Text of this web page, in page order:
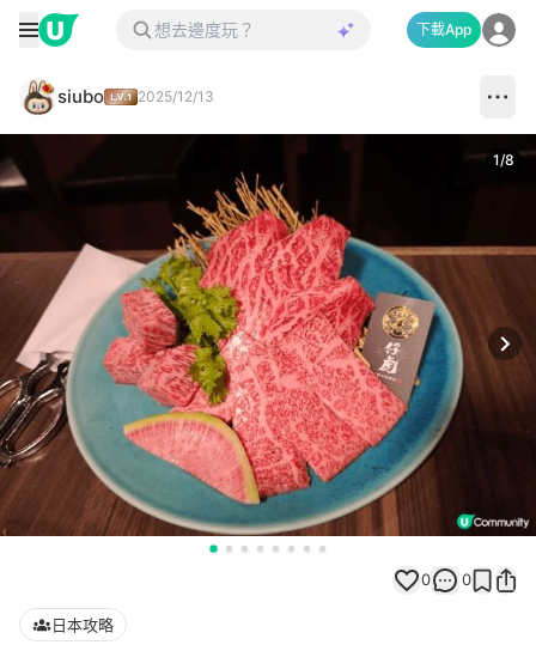
下載App
siubo 2025/12/13
1/8
0 0
日本攻略